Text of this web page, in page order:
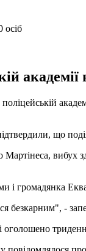
поліцейській
що
вибух
і громадянка
-
оголошено